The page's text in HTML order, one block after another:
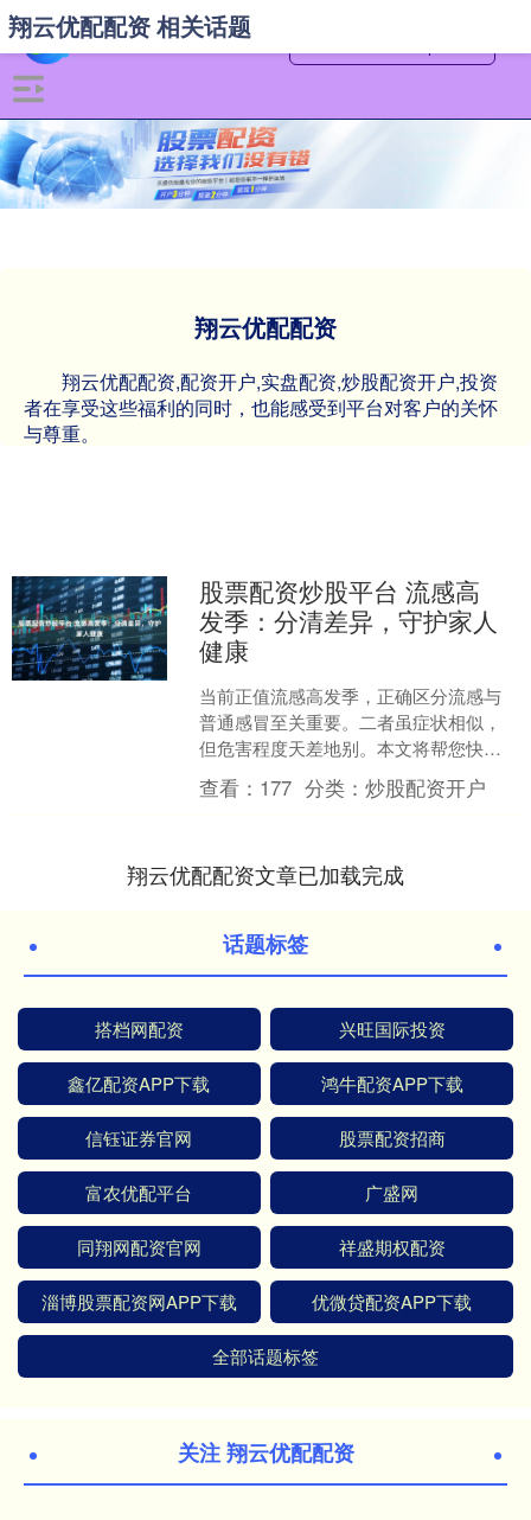
翔云优配配资
翔云优配配资,配资开户,实盘配资,炒股配资开户,投资
者在享受这些福利的同时，也能感受到平台对客户的关怀
与尊重。
翔云优配配资 相关话题
股票配资炒股平台 流感高
发季：分清差异，守护家人
健康
当前正值流感高发季，正确区分流感与
普通感冒至关重要。二者虽症状相似，
但危害程度天差地别。本文将帮您快速
识别差异，掌握科学用药与家庭防护方
法，守护家人健康。 一、....
查看： 177 分类：炒股配资开户
翔云优配配资文章已加载完成
话题标签
搭档网配资 兴旺国际投资
鑫亿配资APP下载 鸿牛配资APP下载
信钰证券官网 股票配资招商
富农优配平台 广盛网
同翔网配资官网 祥盛期权配资
淄博股票配资网APP下载 优微贷配资APP下载
全部话题标签
关注 翔云优配配资